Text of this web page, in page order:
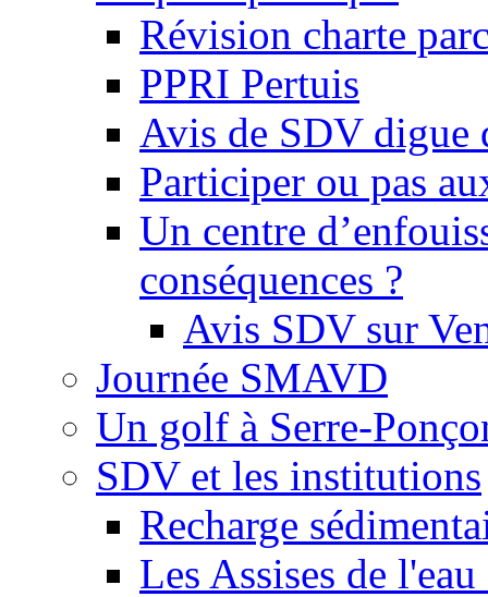
Révision charte
PPRI Pertuis
Avis de SDV digue
Participer ou pas
Un centre
conséquences ?
Avis SDV sur
Journée SMAVD
Un golf à Serre-
SDV et les institutions
Recharge
Les Assises de